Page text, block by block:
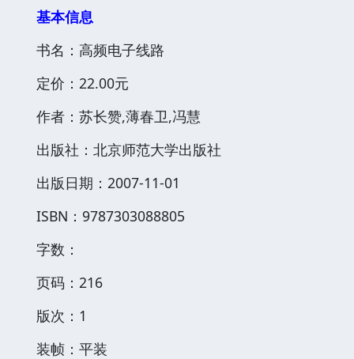
基本信息
书名：高频电子线路
定价：22.00元
作者：苏长赞,薄春卫,冯慧
出版社：北京师范大学出版社
出版日期：2007-11-01
ISBN：9787303088805
字数：
页码：216
版次：1
装帧：平装